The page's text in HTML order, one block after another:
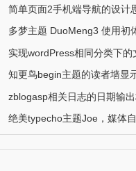
简单页面2手机端导航的设计
多梦主题 DuoMeng3 使用初
实现wordPress相同分类下的
知更鸟begin主题的读者墙显
zblogasp相关日志的日期输
绝美typecho主题Joe，媒体